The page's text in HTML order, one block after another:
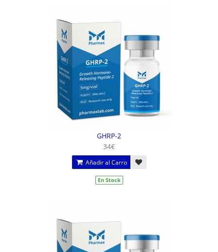
GHRP-2
34€
Añadir al Carro
En Stock